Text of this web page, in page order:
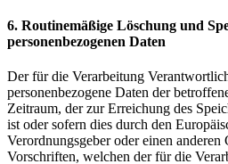
6. Routinemäßige Löschung und
personenbezogenen Daten
Der für die Verarbeitung
personenbezogene Daten der
Zeitraum, der zur Erreichung des
ist oder sofern dies durch den
Verordnungsgeber oder einen anderen
Vorschriften, welchen der für die